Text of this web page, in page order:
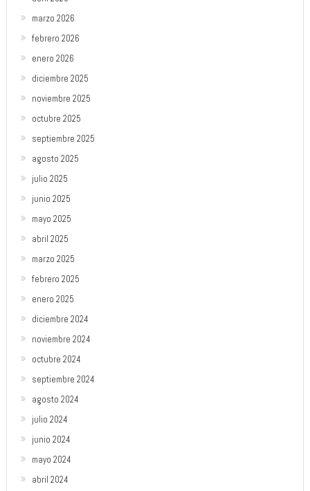
marzo 2026
febrero 2026
enero 2026
diciembre 2025
noviembre 2025
octubre 2025
septiembre 2025
agosto 2025
julio 2025
junio 2025
mayo 2025
abril 2025
marzo 2025
febrero 2025
enero 2025
diciembre 2024
noviembre 2024
octubre 2024
septiembre 2024
agosto 2024
julio 2024
junio 2024
mayo 2024
abril 2024